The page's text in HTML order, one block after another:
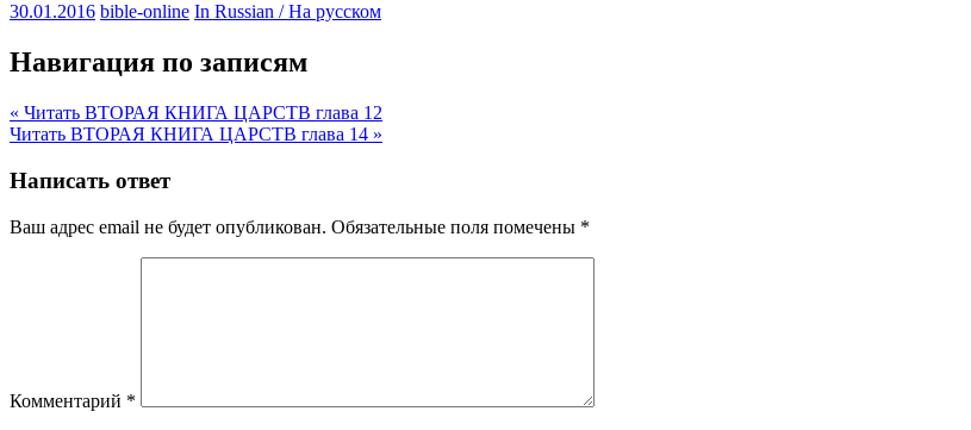
30.01.2016 bible-online In Russian / На русском
Навигация по записям
« Читать ВТОРАЯ КНИГА ЦАРСТВ глава 12
Читать ВТОРАЯ КНИГА ЦАРСТВ глава 14 »
Написать ответ
Ваш адрес email не будет опубликован. Обязательные поля помечены *
Комментарий *